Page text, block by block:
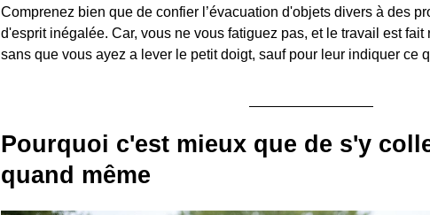
Comprenez bien que de confier l’évacuation d'objets divers à des
d'esprit inégalée. Car, vous ne vous fatiguez pas, et le travail est fait
sans que vous ayez a lever le petit doigt, sauf pour leur indiquer ce
Pourquoi c'est mieux que de s'y
quand même